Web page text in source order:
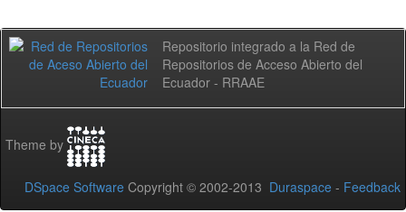
Repositorio integrado a la Red de
Repositorios de Acceso Abierto del
Ecuador - RRAAE
Theme by
DSpace Software Copyright © 2002-2013 Duraspace - Feedback